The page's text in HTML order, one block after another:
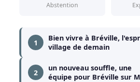
Abstention
1
Bien vivre à Bréville,
village de demain
2
un nouveau souffle, une
équipe pour Bréville sur